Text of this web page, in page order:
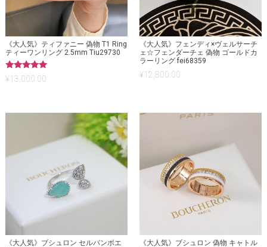
《大人気》ティファニー 偽物 T1 Ring
ティーワンリング 2.5mm Tiu29730
5段階中
5.00
¥13,000.00
《大人気》フェンディ×ヴェルサーチ
ェ☆フェンダーチェ 偽物 ゴールドカ
ラーリング fei68359
¥12,800.00
《大人気》ブシュロン セルパンボエ
《大人気》ブシュロン 偽物 キャトル